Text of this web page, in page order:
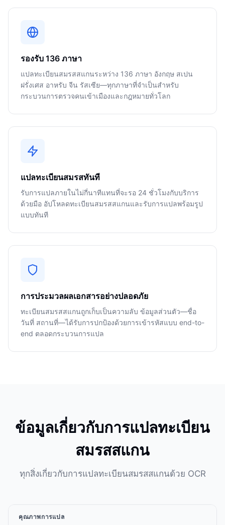
รองรับ 136 ภาษา
แปลทะเบียนสมรสสแกนระหว่าง 136 ภาษา อังกฤษ สเปน
ฝรั่งเศส อาหรับ จีน รัสเซีย—ทุกภาษาที่จำเป็นสำหรับ
กระบวนการตรวจคนเข้าเมืองและกฎหมายทั่วโลก
แปลทะเบียนสมรสทันที
รับการแปลภายในไม่กี่นาทีแทนที่จะรอ 24 ชั่วโมงกับบริการ
ด้วยมือ อัปโหลดทะเบียนสมรสสแกนและรับการแปลพร้อมรูป
แบบทันที
การประมวลผลเอกสารอย่างปลอดภัย
ทะเบียนสมรสสแกนถูกเก็บเป็นความลับ ข้อมูลส่วนตัว—ชื่อ
วันที่ สถานที่—ได้รับการปกป้องด้วยการเข้ารหัสแบบ end-to-
end ตลอดกระบวนการแปล
ข้อมูลเกี่ยวกับการแปลทะเบียน
สมรสสแกน
ทุกสิ่งเกี่ยวกับการแปลทะเบียนสมรสสแกนด้วย OCR
คุณภาพการแปล